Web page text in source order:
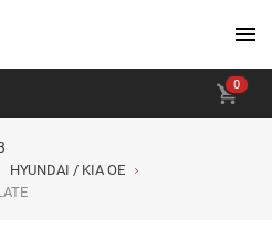
0
HYUNDAI / KIA OE